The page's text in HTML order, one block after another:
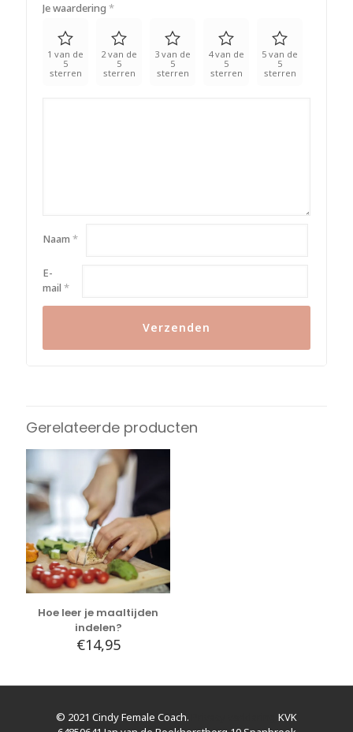
Je waardering *
1 van de
5
sterren
2 van de
5
sterren
3 van de
5
sterren
4 van de
5
sterren
5 van de
5
sterren
Naam *
E-
mail *
Gerelateerde producten
Hoe leer je maaltijden
indelen?
€14,95
© 2021 Cindy Female Coach.
KVK